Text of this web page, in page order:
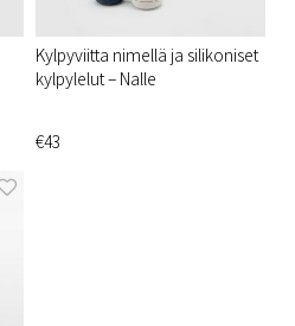
Kylpyviitta nimellä ja silikoniset
kylpylelut – Nalle
€43